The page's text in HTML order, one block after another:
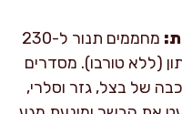
מחממים תנור ל-230
(ללא טורבו). מסדרים
של בצל, גזר וסלרי,